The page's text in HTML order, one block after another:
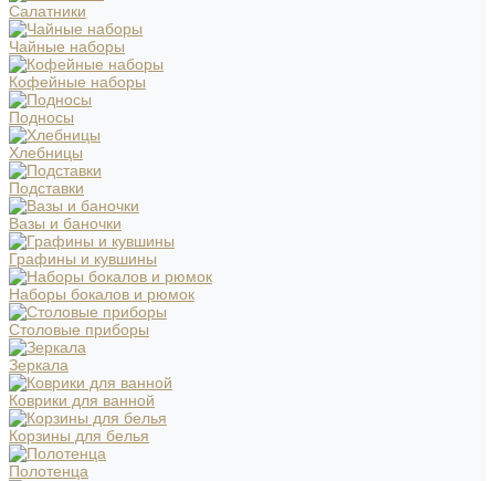
Салатники
Чайные наборы
Кофейные наборы
Подносы
Хлебницы
Подставки
Вазы и баночки
Графины и кувшины
Наборы бокалов и рюмок
Столовые приборы
Зеркала
Коврики для ванной
Корзины для белья
Полотенца